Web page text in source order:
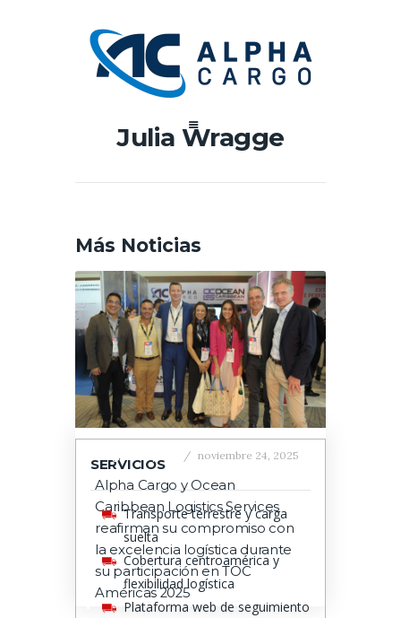
Julia Wragge
, noviembre 24, 2025
Alpha Cargo y Ocean
Caribbean Logistics Services
reafirman su compromiso con
la excelencia logística durante
su participación en TOC
Américas 2025
SERVICIOS
Transporte terrestre y carga
suelta
Cobertura centroamérica y
flexibilidad logística
Plataforma web de seguimiento